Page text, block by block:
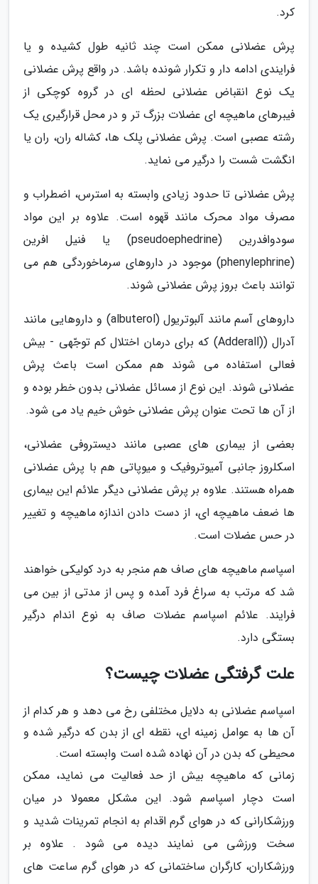
کرد.
پرش عضلانی ممکن است چند ثانیه طول کشیده و یا
فرایندی ادامه دار و تکرار شونده باشد. در واقع پرش عضلانی
یک نوع انقباض عضلانی لحظه ای در گروه کوچکی از
فیبرهای ماهیچه ای عضلات بزرگ تر و در محل قرارگیری یک
رشته عصبی است. پرش عضلانی پلک ها، کشاله ران، ران یا
انگشت شست را درگیر می نماید.
پرش عضلانی تا حدود زیادی وابسته به استرس، اضطراب و
مصرف مواد محرک مانند قهوه است. علاوه بر این مواد
سودوافدرین (pseudoephedrine) یا فنیل افرین
(phenylephrine) موجود در داروهای سرماخوردگی هم می
توانند باعث بروز پرش عضلانی شوند.
داروهای آسم مانند آلبوتریول (albuterol) و داروهایی مانند
آدرال ((Adderall) که برای درمان اختلال کم توجّهی - بیش
فعالی استفاده می شوند هم ممکن است باعث پرش
عضلانی شوند. این نوع از مسائل عضلانی بدون خطر بوده و
از آن ها تحت عنوان پرش عضلانی خوش خیم یاد می شود.
بعضی از بیماری های عصبی مانند دیستروفی عضلانی،
اسکلروز جانبی آمیوتروفیک و میوپاتی هم با پرش عضلانی
همراه هستند. علاوه بر پرش عضلانی دیگر علائم این بیماری
ها ضعف ماهیچه ای، از دست دادن اندازه ماهیچه و تغییر
در حس عضلات است.
اسپاسم ماهیچه های صاف هم منجر به درد کولیکی خواهند
شد که مرتب به سراغ فرد آمده و پس از مدتی از بین می
فرایند. علائم اسپاسم عضلات صاف به نوع اندام درگیر
بستگی دارد.
علت گرفتگی عضلات چیست؟
اسپاسم عضلانی به دلایل مختلفی رخ می دهد و هر کدام از
آن ها به عوامل زمینه ای، نقطه ای از بدن که درگیر شده و
محیطی که بدن در آن نهاده شده است وابسته است.
زمانی که ماهیچه بیش از حد فعالیت می نماید، ممکن
است دچار اسپاسم شود. این مشکل معمولا در میان
ورزشکارانی که در هوای گرم اقدام به انجام تمرینات شدید و
سخت ورزشی می نمایند دیده می شود . علاوه بر
ورزشکاران، کارگران ساختمانی که در هوای گرم ساعت های